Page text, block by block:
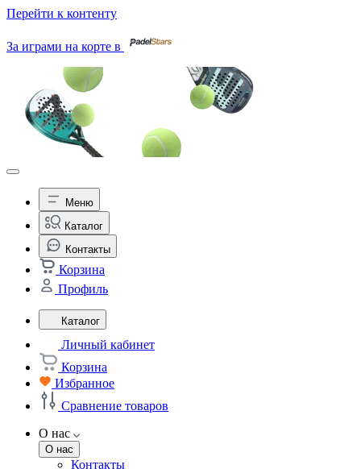
Перейти к контенту
За играми на корте в
Меню
Каталог
Контакты
Корзина
Профиль
Каталог
Личный кабинет
Корзина
Избранное
Сравнение товаров
О нас
О нас
Контакты